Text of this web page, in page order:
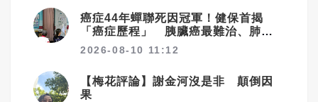
癌症44年蟬聯死因冠軍！健保首揭
「癌症歷程」 胰臟癌最難治、肺癌
驚見院際差41.8個百分點
2026-08-10 11:12
【梅花評論】謝金河沒是非 顛倒因
果